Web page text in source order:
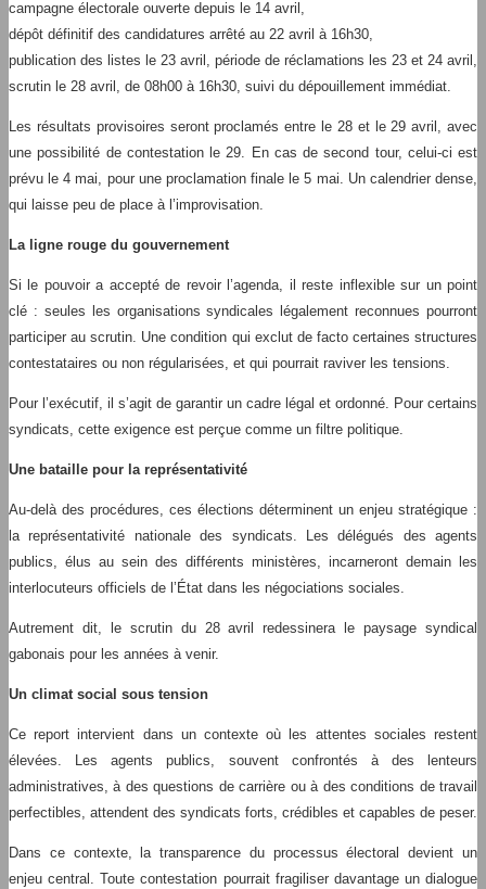
campagne électorale ouverte depuis le 14 avril,
dépôt définitif des candidatures arrêté au 22 avril à 16h30,
publication des listes le 23 avril, période de réclamations les 23 et 24 avril,
scrutin le 28 avril, de 08h00 à 16h30, suivi du dépouillement immédiat.
Les résultats provisoires seront proclamés entre le 28 et le 29 avril, avec
une possibilité de contestation le 29. En cas de second tour, celui-ci est
prévu le 4 mai, pour une proclamation finale le 5 mai. Un calendrier dense,
qui laisse peu de place à l’improvisation.
La ligne rouge du gouvernement
Si le pouvoir a accepté de revoir l’agenda, il reste inflexible sur un point
clé : seules les organisations syndicales légalement reconnues pourront
participer au scrutin. Une condition qui exclut de facto certaines structures
contestataires ou non régularisées, et qui pourrait raviver les tensions.
Pour l’exécutif, il s’agit de garantir un cadre légal et ordonné. Pour certains
syndicats, cette exigence est perçue comme un filtre politique.
Une bataille pour la représentativité
Au-delà des procédures, ces élections déterminent un enjeu stratégique :
la représentativité nationale des syndicats. Les délégués des agents
publics, élus au sein des différents ministères, incarneront demain les
interlocuteurs officiels de l’État dans les négociations sociales.
Autrement dit, le scrutin du 28 avril redessinera le paysage syndical
gabonais pour les années à venir.
Un climat social sous tension
Ce report intervient dans un contexte où les attentes sociales restent
élevées. Les agents publics, souvent confrontés à des lenteurs
administratives, à des questions de carrière ou à des conditions de travail
perfectibles, attendent des syndicats forts, crédibles et capables de peser.
Dans ce contexte, la transparence du processus électoral devient un
enjeu central. Toute contestation pourrait fragiliser davantage un dialogue